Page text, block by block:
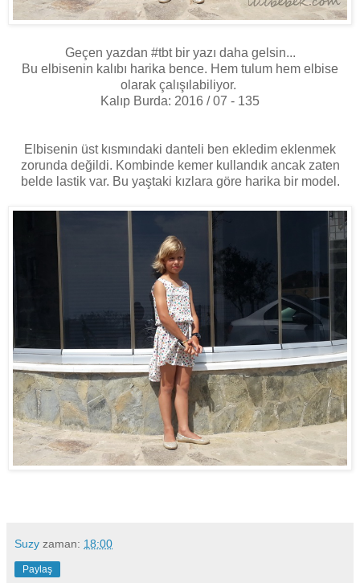
Geçen yazdan #tbt bir yazı daha gelsin...
Bu elbisenin kalıbı harika bence. Hem tulum hem elbise
olarak çalışılabiliyor.
Kalıp Burda: 2016 / 07 - 135
Elbisenin üst kısmındaki danteli ben ekledim eklenmek
zorunda değildi. Kombinde kemer kullandık ancak zaten
belde lastik var. Bu yaştaki kızlara göre harika bir model.
Suzy zaman: 18:00
Paylaş